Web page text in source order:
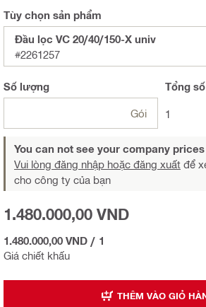
Tùy chọn sản phẩm
Đầu lọc VC 20/40/150-X univ
#2261257
Số lượng
Gói
Tổng
1
You can not see your company prices
Vui lòng đăng nhập hoặc đăng xuất để
cho công ty của bạn
Giá chiết khấu
1.480.000,00 VND
1.480.000,00 VND / 1
THÊM VÀO GIỎ